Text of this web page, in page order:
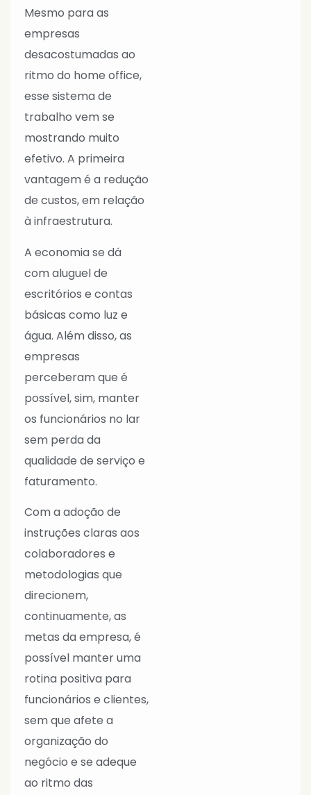
Mesmo para as
empresas
desacostumadas ao
ritmo do home office,
esse sistema de
trabalho vem se
mostrando muito
efetivo. A primeira
vantagem é a redução
de custos, em relação
à infraestrutura.
A economia se dá
com aluguel de
escritórios e contas
básicas como luz e
água. Além disso, as
empresas
perceberam que é
possível, sim, manter
os funcionários no lar
sem perda da
qualidade de serviço e
faturamento.
Com a adoção de
instruções claras aos
colaboradores e
metodologias que
direcionem,
continuamente, as
metas da empresa, é
possível manter uma
rotina positiva para
funcionários e clientes,
sem que afete a
organização do
negócio e se adeque
ao ritmo das